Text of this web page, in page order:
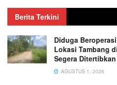
Berita Terkini
Diduga
Lokasi Tambang
Segera Ditertibkan
AGUSTUS 1, 2026